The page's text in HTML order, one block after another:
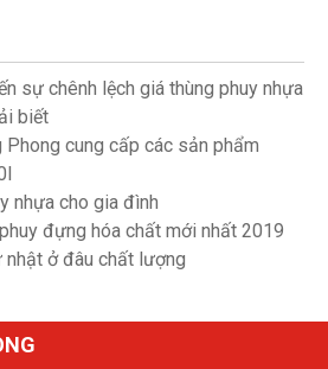
sự chênh lệch giá thùng phuy nhựa
biết
Phong cung cấp các sản phẩm
nhựa cho gia đình
đựng hóa chất mới nhất 2019
nhật ở đâu chất lượng